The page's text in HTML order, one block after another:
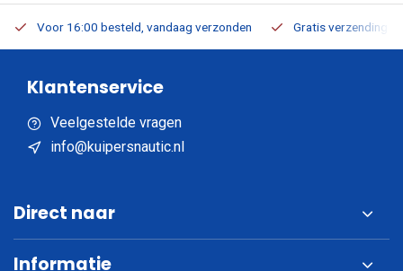
Voor 16:00 besteld, vandaag verzonden Gratis verzending
Klantenservice
Veelgestelde vragen
info@kuipersnautic.nl
Direct naar
Informatie